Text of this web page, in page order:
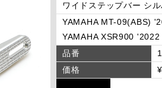
ワイドステップバー シル
YAMAHA MT-09(ABS)
YAMAHA XSR900
品番
価格